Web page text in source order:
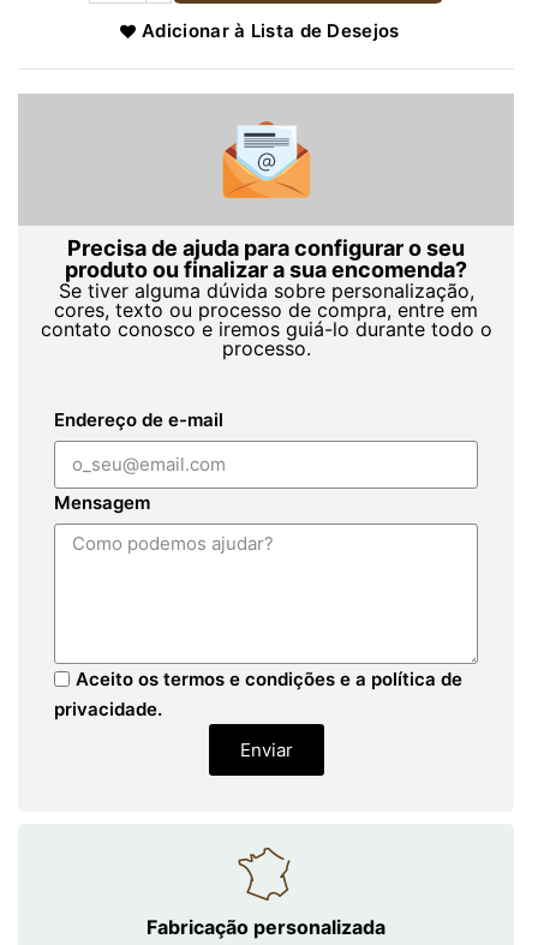
Adicionar à Lista de Desejos
Precisa de ajuda para configurar o seu
produto ou finalizar a sua encomenda?
Se tiver alguma dúvida sobre personalização,
cores, texto ou processo de compra, entre em
contato conosco e iremos guiá-lo durante todo o
processo.
Endereço de e-mail
Mensagem
Aceito os termos e condições e a política de
privacidade.
Enviar
Fabricação personalizada